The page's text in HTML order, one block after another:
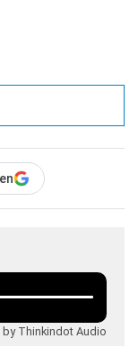
by Thinkindot Audio